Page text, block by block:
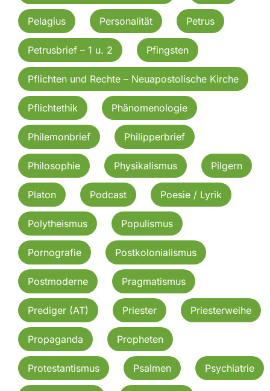
Pelagius Personalität Petrus
Petrusbrief – 1 u. 2 Pfingsten
Pflichten und Rechte – Neuapostolische Kirche
Pflichtethik Phänomenologie
Philemonbrief Philipperbrief
Philosophie Physikalismus Pilgern
Platon Podcast Poesie / Lyrik
Polytheismus Populismus
Pornografie Postkolonialismus
Postmoderne Pragmatismus
Prediger (AT) Priester Priesterweihe
Propaganda Propheten
Protestantismus Psalmen Psychiatrie